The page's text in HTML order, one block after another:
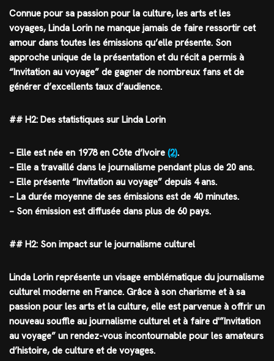
Connue pour sa passion pour la culture, les arts et les
voyages, Linda Lorin ne manque jamais de faire ressortir cet
amour dans toutes les émissions qu’elle présente. Son
approche unique de la présentation et du récit a permis à
“Invitation au voyage” de gagner de nombreux fans et de
générer d’excellents taux d’audience.
## H2: Des statistiques sur Linda Lorin
– Elle est née en 1978 en Côte d’Ivoire (2).
– Elle a travaillé dans le journalisme pendant plus de 20 ans.
– Elle présente “Invitation au voyage” depuis 4 ans.
– La durée moyenne de ses émissions est de 40 minutes.
– Son émission est diffusée dans plus de 60 pays.
## H2: Son impact sur le journalisme culturel
Linda Lorin représente un visage emblématique du journalisme
culturel moderne en France. Grâce à son charisme et à sa
passion pour les arts et la culture, elle est parvenue à offrir un
nouveau souffle au journalisme culturel et à faire d'”Invitation
au voyage” un rendez-vous incontournable pour les amateurs
d’histoire, de culture et de voyages.